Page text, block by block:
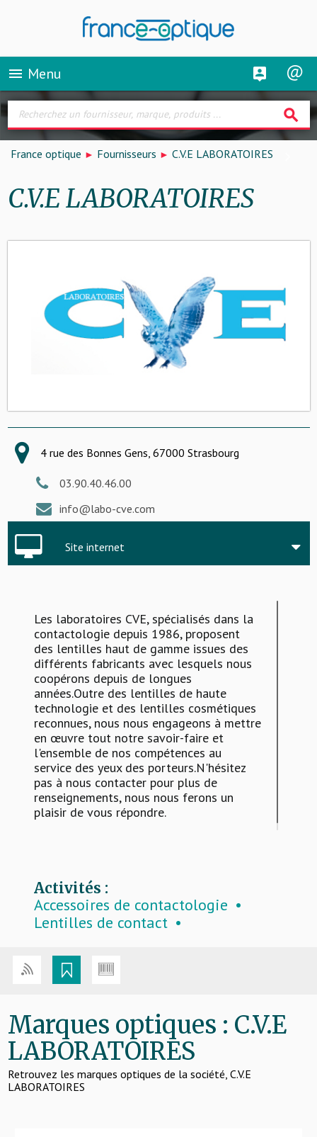
menu Menu
search
France optique Fournisseurs C.V.E LABORATOIRES
C.V.E LABORATOIRES
4 rue des Bonnes Gens, 67000 Strasbourg
03.90.40.46.00
info@labo-cve.com
Site internet
Les laboratoires CVE, spécialisés dans la
contactologie depuis 1986, proposent
des lentilles haut de gamme issues des
différents fabricants avec lesquels nous
coopérons depuis de longues
années.Outre des lentilles de haute
technologie et des lentilles cosmétiques
reconnues, nous nous engageons à mettre
en œuvre tout notre savoir-faire et
l'ensemble de nos compétences au
service des yeux des porteurs.N'hésitez
pas à nous contacter pour plus de
renseignements, nous nous ferons un
plaisir de vous répondre.
Activités :
Accessoires de contactologie
Lentilles de contact
Marques optiques : C.V.E
LABORATOIRES
Retrouvez les marques optiques de la société, C.V.E
LABORATOIRES